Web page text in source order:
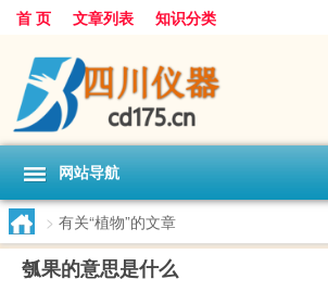
首 页 文章列表 知识分类
网站导航
> 有关“植物”的文章
瓠果的意思是什么